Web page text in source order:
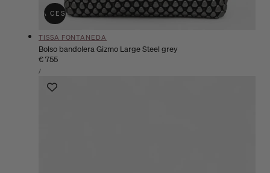
A LA CESTAAGOTADO
Proveedor:
TISSA FONTANEDA
Bolso bandolera Gizmo Large Steel grey
Precio
habitual
€ 755
PRECIO
UNITARIO
/POR